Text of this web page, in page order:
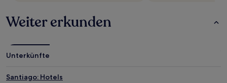
Weiter erkunden
Unterkünfte
Santiago: Hotels